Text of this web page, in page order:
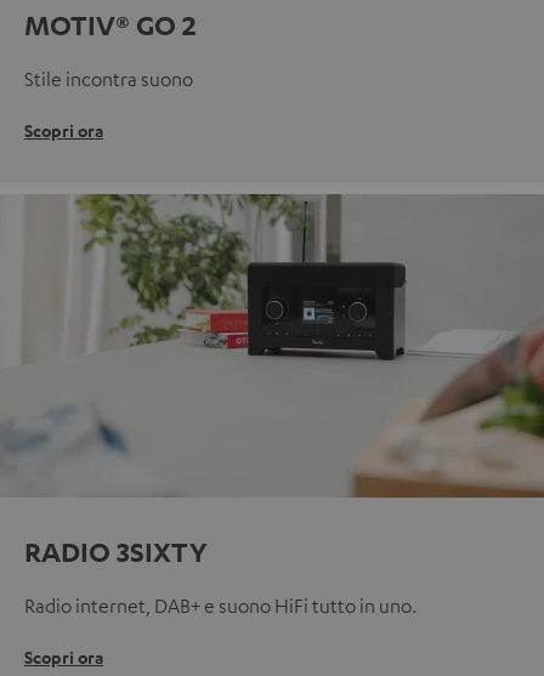
MOTIV® GO 2
Stile incontra suono
Scopri ora
RADIO 3SIXTY
Radio internet, DAB+ e suono HiFi tutto in uno.
Scopri ora